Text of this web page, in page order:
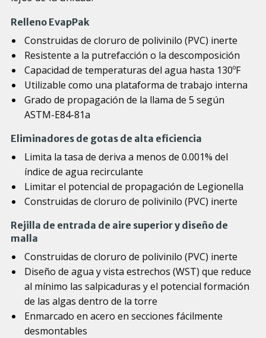
Relleno EvapPak
Construidas de cloruro de polivinilo (PVC) inerte
Resistente a la putrefacción o la descomposición
Capacidad de temperaturas del agua hasta 130ºF
Utilizable como una plataforma de trabajo interna
Grado de propagación de la llama de 5 según
ASTM-E84-81a
Eliminadores de gotas de alta eficiencia
Limita la tasa de deriva a menos de 0.001% del
índice de agua recirculante
Limitar el potencial de propagación de Legionella
Construidas de cloruro de polivinilo (PVC) inerte
Rejilla de entrada de aire superior y diseño de
malla
Construidas de cloruro de polivinilo (PVC) inerte
Diseño de agua y vista estrechos (WST) que reduce
al mínimo las salpicaduras y el potencial formación
de las algas dentro de la torre
Enmarcado en acero en secciones fácilmente
desmontables